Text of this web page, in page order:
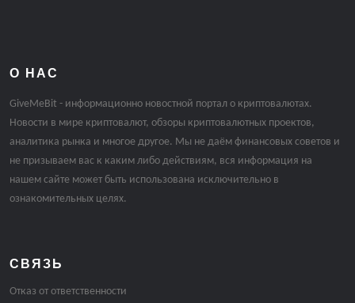
О НАС
GiveMeBit - информационно новостной портал о криптовалютах.
Новости в мире криптовалют, обзоры криптовалютных проектов,
аналитика рынка и многое другое. Мы не даём финансовых советов и
не призываем вас к каким либо действиям, вся информация на
нашем сайте может быть использована исключительно в
ознакомительных целях.
СВЯЗЬ
Отказ от ответственности